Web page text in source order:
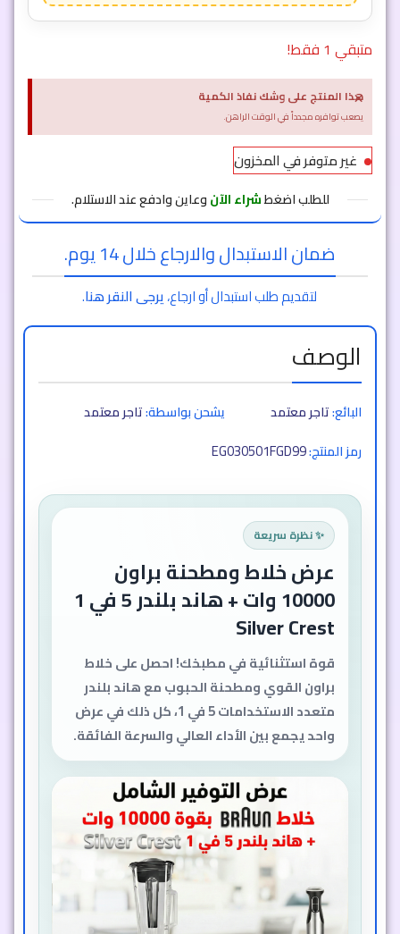
متبقي 1 فقط!
هذا المنتج على وشك نفاذ الكمية
يصعب توافره مجدداً في الوقت الراهن.
×
غير متوفر في المخزون
للطلب اضغطشراء الآنوعاين وادفع عند الاستلام.
ضمان الاستبدال والارجاع خلال 14 يوم.
لتقديم طلب استبدال أو ارجاع،يرجى النقر هنا.
الوصف
البائع:تاجر معتمد يشحن بواسطة:تاجر معتمد
رمز المنتج:EG030501FGD99
✨ نظرة سريعة
عرض خلاط براون 10000 وات +
هاند بلندر 5 في 1 Silver Crest
بقوة مذهلة
معدات مطبخ متكاملة بقوة غير مسبوقة
لتحويل تحضير الطعام إلى تجربة سريعة
وسلسة. جهازان في عرض واحد يجمعان بين
الأداء العالي والمتانة لتلبية كل احتياجات
مطبخك.